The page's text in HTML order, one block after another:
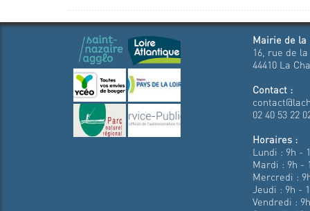
Mairie de la
16, rue de
44410 La
Contact :
02 40 53 22
Horaires :
Lundi : 9h -
Mardi : 9h -
Mercredi :
Jeudi : 9h -
Vendredi :